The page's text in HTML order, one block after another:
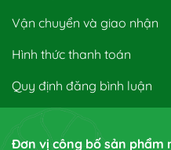
Vận chuyển và giao nhận
Hình thức thanh toán
Quy định đăng bình luận
Đơn vị công bố sản phẩm